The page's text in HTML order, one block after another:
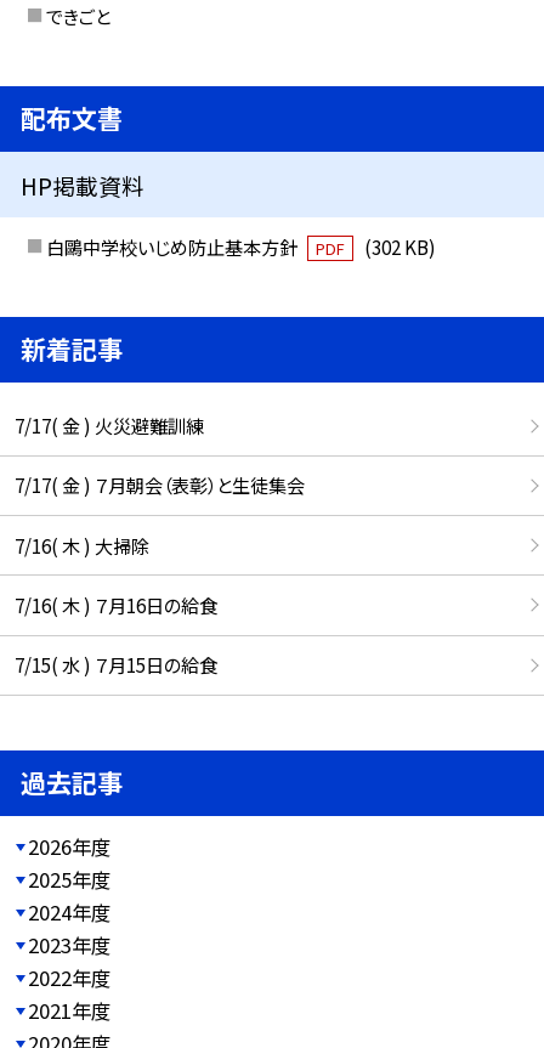
できごと
配布文書
HP掲載資料
白鷗中学校いじめ防止基本方針 PDF (302 KB)
新着記事
7/17( 金 ) 火災避難訓練
7/17( 金 ) ７月朝会（表彰）と生徒集会
7/16( 木 ) 大掃除
7/16( 木 ) ７月16日の給食
7/15( 水 ) ７月15日の給食
過去記事
2026年度
2025年度
2024年度
2023年度
2022年度
2021年度